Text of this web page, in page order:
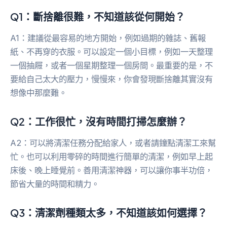
Q1：斷捨離很難，不知道該從何開始？
A1：建議從最容易的地方開始，例如過期的雜誌、舊報
紙、不再穿的衣服。可以設定一個小目標，例如一天整理
一個抽屜，或者一個星期整理一個房間。最重要的是，不
要給自己太大的壓力，慢慢來，你會發現斷捨離其實沒有
想像中那麼難。
Q2：工作很忙，沒有時間打掃怎麼辦？
A2：可以將清潔任務分配給家人，或者請鐘點清潔工來幫
忙。也可以利用零碎的時間進行簡單的清潔，例如早上起
床後、晚上睡覺前。善用清潔神器，可以讓你事半功倍，
節省大量的時間和精力。
Q3：清潔劑種類太多，不知道該如何選擇？